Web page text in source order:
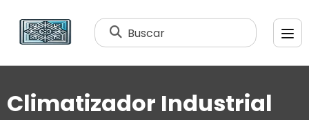
Buscar
Climatizador Industrial